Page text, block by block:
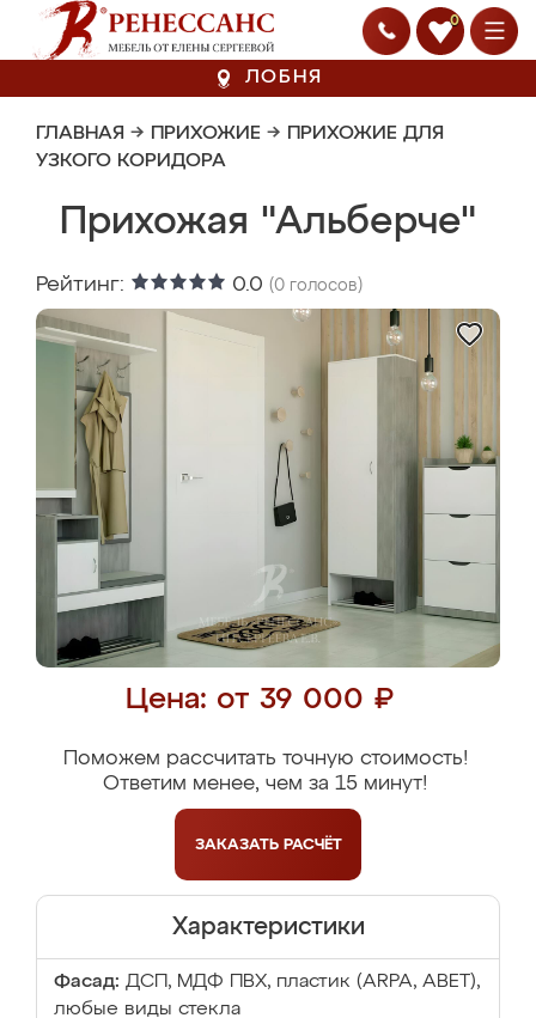
0
ЛОБНЯ
ГЛАВНАЯ → ПРИХОЖИЕ → ПРИХОЖИЕ ДЛЯ
УЗКОГО КОРИДОРА
Прихожая "Альберче"
Рейтинг: 0.0 (0 голосов)
Цена: от 39 000 ₽
Поможем рассчитать точную стоимость!
Ответим менее, чем за 15 минут!
ЗАКАЗАТЬ РАСЧЁТ
Характеристики
Фасад: ДСП, МДФ ПВХ, пластик (ARPA, ABET),
любые виды стекла